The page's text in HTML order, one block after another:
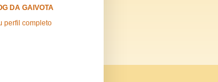
DA GAIVOTA
perfil completo